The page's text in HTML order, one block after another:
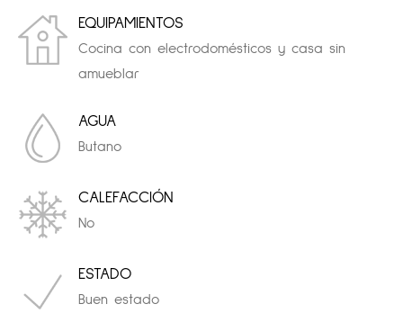
EQUIPAMIENTOS
Cocina con electrodomésticos y casa sin
amueblar
AGUA
Butano
CALEFACCIÓN
No
ESTADO
Buen estado